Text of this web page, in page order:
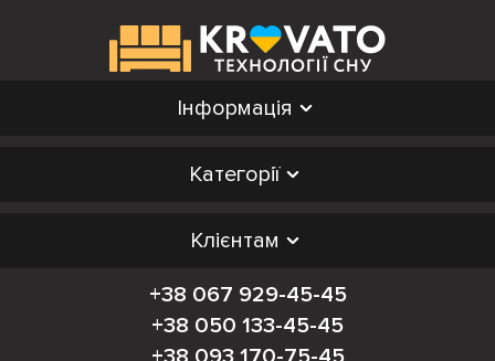
Інформація
Категорії
Клієнтам
+38 067 929-45-45
+38 050 133-45-45